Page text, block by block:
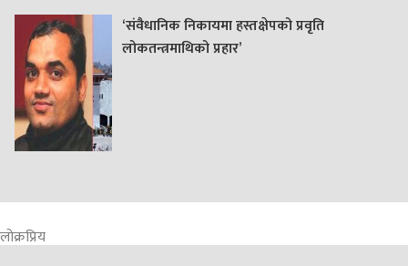
‘संवैधानिक निकायमा हस्तक्षेपको प्रवृति
लोकतन्त्रमाथिको प्रहार’
लोक्रप्रिय